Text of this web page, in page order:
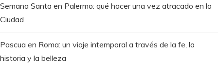
Semana Santa en Palermo: qué hacer una vez atracado en la
Ciudad
Pascua en Roma: un viaje intemporal a través de la fe, la
historia y la belleza